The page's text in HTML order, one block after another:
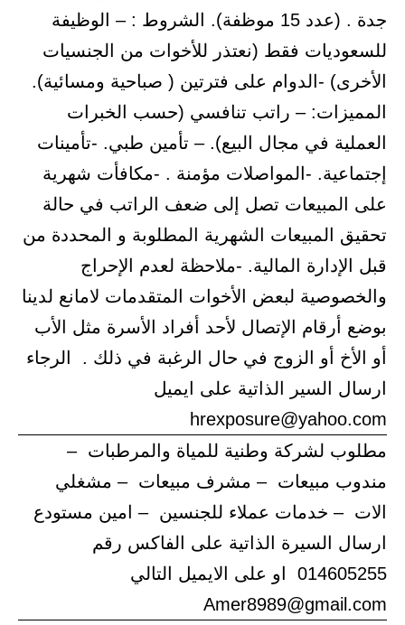
جدة . (عدد 15 موظفة). الشروط : – الوظيفة
للسعوديات فقط (نعتذر للأخوات من الجنسيات
الأخرى) -الدوام على فترتين ( صباحية ومسائية).
المميزات: – راتب تنافسي (حسب الخبرات
العملية في مجال البيع). – تأمين طبي. -تأمينات
إجتماعية. -المواصلات مؤمنة . -مكافأت شهرية
على المبيعات تصل إلى ضعف الراتب في حالة
تحقيق المبيعات الشهرية المطلوبة و المحددة من
قبل الإدارة المالية. -ملاحظة لعدم الإحراج
والخصوصية لبعض الأخوات المتقدمات لامانع لدينا
بوضع أرقام الإتصال لأحد أفراد الأسرة مثل الأب
أو الأخ أو الزوج في حال الرغبة في ذلك . الرجاء
ارسال السير الذاتية على ايميل
hrexposure@yahoo.com
مطلوب لشركة وطنية للمياة والمرطبات –
مندوب مبيعات – مشرف مبيعات – مشغلي
الات – خدمات عملاء للجنسين – امين مستودع
ارسال السيرة الذاتية على الفاكس رقم
014605255 او على الايميل التالي
Amer8989@gmail.com